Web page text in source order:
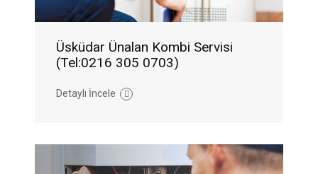
Üsküdar Ünalan Kombi Servisi
(Tel:0216 305 0703)
Detaylı İncele